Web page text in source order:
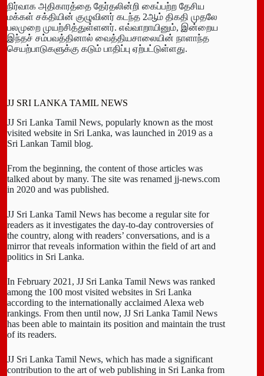
நிர்வாக அதிகாரத்தை தேர்தலின்றி கைப்பற்ற தேசிய
மக்கள் சக்தியின் குழுவினர் கடந்த 2ஆம் திகதி முதலே
பலமுறை முயற்சித்துள்ளனர். எவ்வாறாயினும், இன்றைய
இந்தச் சம்பவத்தினால் வைத்தியசாலையின் நாளாந்த
செயற்பாடுகளுக்கு கடும் பாதிப்பு ஏற்பட்டுள்ளது.
JJ SRI LANKA TAMIL NEWS
JJ Sri Lanka Tamil News, popularly known as the most
visited website in Sri Lanka, was launched in 2019 as a
Sri Lankan Tamil blog.
From the beginning, the content of those articles was
talked about by many. The site was renamed jj-news.com
in 2020 and was published.
JJ Sri Lanka Tamil News has become a regular site for
readers as it investigates the day-to-day controversies of
the country, along with readers’ conversations, and is a
mirror that reveals information within the field of art and
politics in Sri Lanka.
In February 2021, JJ Sri Lanka Tamil News was ranked
among the 100 most visited websites in Sri Lanka
according to the internationally acclaimed Alexa web
rankings. From then until now, JJ Sri Lanka Tamil News
has been able to maintain its position and maintain the trust
of its readers.
JJ Sri Lanka Tamil News, which has made a significant
contribution to the art of web publishing in Sri Lanka from